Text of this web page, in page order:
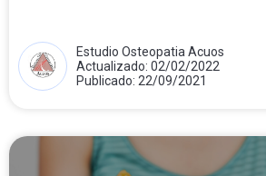
Estudio Osteopatia Acuos
Actualizado: 02/02/2022
Publicado: 22/09/2021